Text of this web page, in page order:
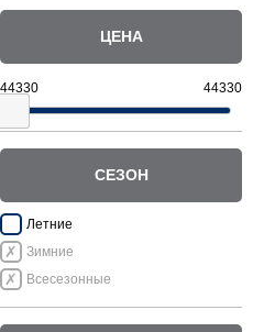
ЦЕНА
СЕЗОН
Летние
Зимние
Всесезонные